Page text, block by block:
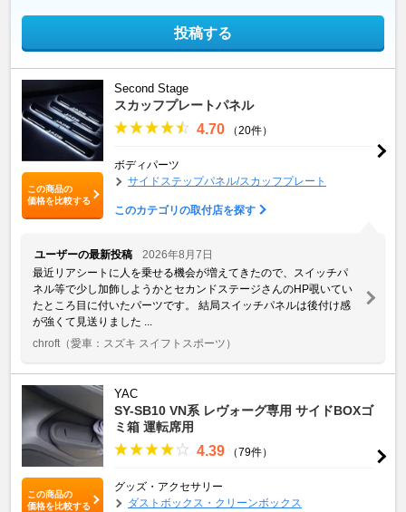
投稿する
この商品の
価格を比較する
Second Stage
スカッフプレートパネル
4.70 （20件）
ボディパーツ
サイドステップパネル/スカッフプレート
このカテゴリの取付店を探す
ユーザーの最新投稿
2026年8月7日
最近リアシートに人を乗せる機会が増えてきたので、スイッチパ
ネル等で少し加飾しようかとセカンドステージさんのHP覗いてい
たところ目に付いたパーツです。 結局スイッチパネルは後付け感
が強くて見送りました ...
chroft （愛車：スズキ スイフトスポーツ）
この商品の
価格を比較する
YAC
SY-SB10 VN系 レヴォーグ専用 サイドBOXゴ
ミ箱 運転席用
4.39 （79件）
グッズ・アクセサリー
ダストボックス・クリーンボックス